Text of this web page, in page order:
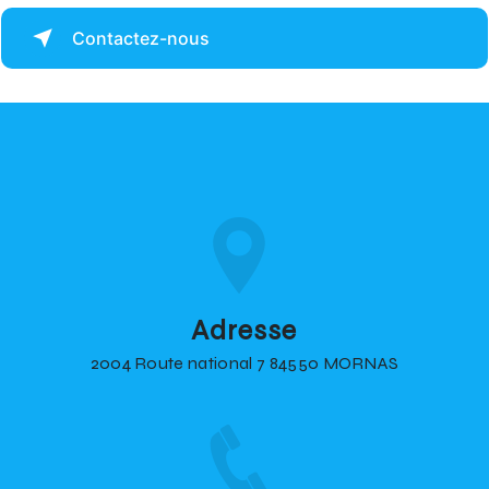
Contactez-nous
Adresse
2004 Route national 7 84550 MORNAS